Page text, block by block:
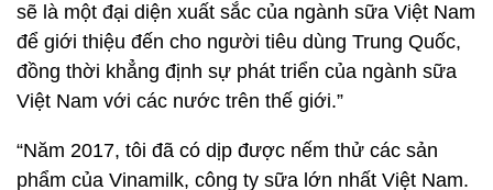
sẽ là một đại diện xuất sắc của ngành sữa Việt Nam
để giới thiệu đến cho người tiêu dùng Trung Quốc,
đồng thời khẳng định sự phát triển của ngành sữa
Việt Nam với các nước trên thế giới.”
“Năm 2017, tôi đã có dịp được nếm thử các sản
phẩm của Vinamilk, công ty sữa lớn nhất Việt Nam.